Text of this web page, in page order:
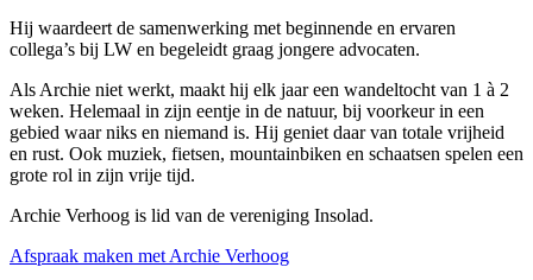
Hij waardeert de samenwerking met beginnende en ervaren
collega’s bij LW en begeleidt graag jongere advocaten.
Als Archie niet werkt, maakt hij elk jaar een wandeltocht van 1 à 2
weken. Helemaal in zijn eentje in de natuur, bij voorkeur in een
gebied waar niks en niemand is. Hij geniet daar van totale vrijheid
en rust. Ook muziek, fietsen, mountainbiken en schaatsen spelen een
grote rol in zijn vrije tijd.
Archie Verhoog is lid van de vereniging Insolad.
Afspraak maken met Archie Verhoog